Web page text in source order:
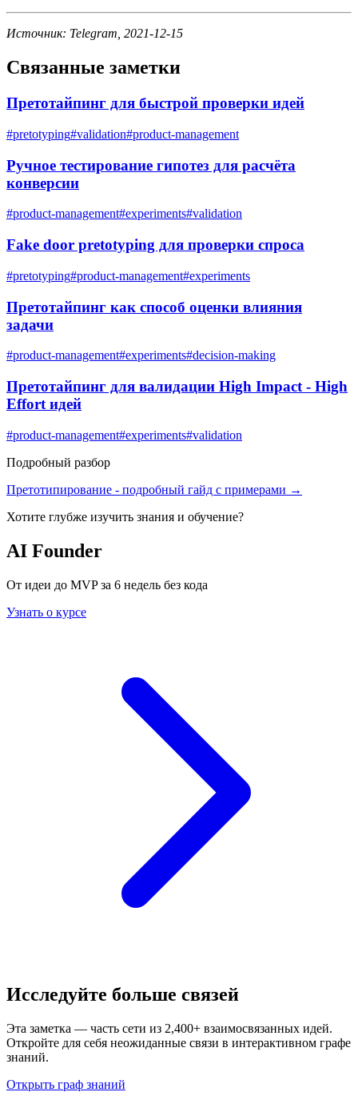
Источник: Telegram, 2021-12-15
Связанные заметки
Претотайпинг для быстрой проверки идей
#pretotyping#validation#product-management
Ручное тестирование гипотез для расчёта
конверсии
#product-management#experiments#validation
Fake door pretotyping для проверки спроса
#pretotyping#product-management#experiments
Претотайпинг как способ оценки влияния
задачи
#product-management#experiments#decision-making
Претотайпинг для валидации High Impact - High
Effort идей
#product-management#experiments#validation
Подробный разбор
Претотипирование - подробный гайд с примерами →
Хотите глубже изучить знания и обучение?
AI Founder
От идеи до MVP за 6 недель без кода
Узнать о курсе
Исследуйте больше связей
Эта заметка — часть сети из 2,400+ взаимосвязанных идей.
Откройте для себя неожиданные связи в интерактивном графе
знаний.
Открыть граф знаний